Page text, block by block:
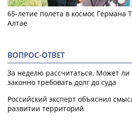
65-летие полета в космос Германа
Алтае
ВОПРОС-ОТВЕТ
За неделю рассчитаться. Может
законно требовать долг до суда
Российский эксперт объяснил
развитии территорий